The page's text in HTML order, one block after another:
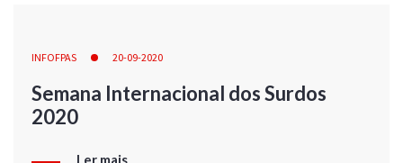
INFOFPAS 20-09-2020
Semana Internacional dos Surdos
2020
Ler mais